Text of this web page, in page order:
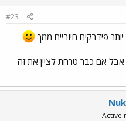
#23
פידבקים חיוביים ממך
אם כבר טרחת לציין את זה
Active